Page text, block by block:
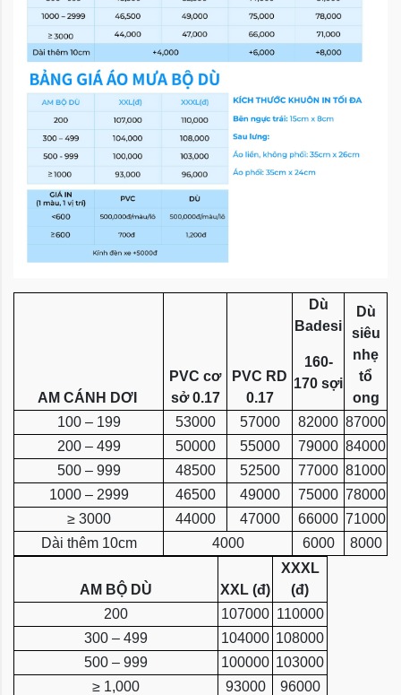
AM CÁNH DƠI
PVC cơ
sở 0.17
PVC RD
0.17
Dù
Badesi
160-
170 sợi
Dù
siêu
nhẹ
tổ
ong
100 – 199
53000 57000 82000 87000
200 – 499
50000 55000 79000 84000
500 – 999
48500 52500 77000 81000
1000 – 2999
46500 49000 75000 78000
≥ 3000
44000 47000 66000 71000
Dài thêm 10cm
4000 6000 8000
AM BỘ DÙ XXL (đ)
XXXL
(đ)
200
107000 110000
300 – 499
104000 108000
500 – 999
100000 103000
≥ 1,000
93000 96000